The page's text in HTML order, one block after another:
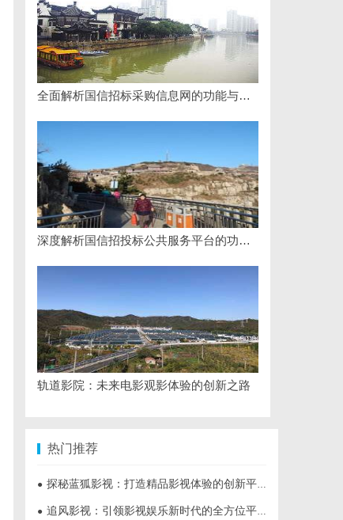
全面解析国信招标采购信息网的功能与优势
深度解析国信招投标公共服务平台的功能与优势
轨道影院：未来电影观影体验的创新之路
热门推荐
● 探秘蓝狐影视：打造精品影视体验的创新平台
● 追风影视：引领影视娱乐新时代的全方位平台